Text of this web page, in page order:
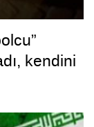
kendini